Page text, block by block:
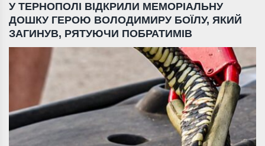
У ТЕРНОПОЛІ ВІДКРИЛИ МЕМОРІАЛЬНУ
ДОШКУ ГЕРОЮ ВОЛОДИМИРУ БОЇЛУ, ЯКИЙ
ЗАГИНУВ, РЯТУЮЧИ ПОБРАТИМІВ